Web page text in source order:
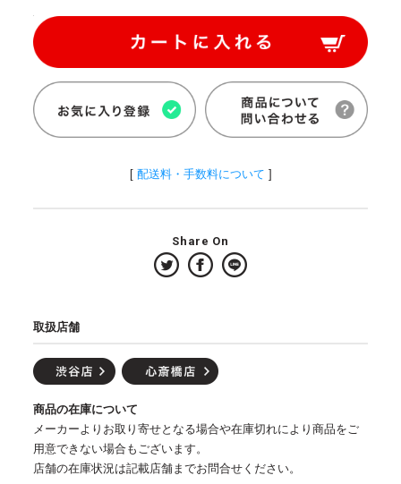
[ 配送料・手数料について ]
Share On
取扱店舗
商品の在庫について
メーカーよりお取り寄せとなる場合や在庫切れにより商品をご
用意できない場合もございます。
店舗の在庫状況は記載店舗までお問合せください。